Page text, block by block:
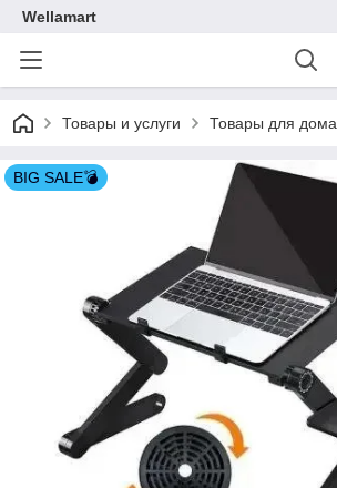
Wellamart
Товары и услуги Товары для дома
BIG SALE💣